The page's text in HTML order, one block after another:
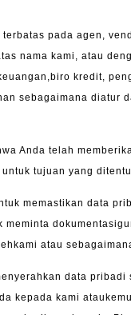
pada agen,
nama kami, atau
kredit,
sebagaimana
Anda telah
tujuan yang
memastikan data
atau
data
kepada kami